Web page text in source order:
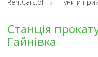
RentCars.pl Пункти
Станція
Гайнівка